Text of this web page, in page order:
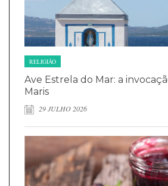
RELIGIÃO
Ave Estrela do Mar: a
Maris
29 JULHO 2026